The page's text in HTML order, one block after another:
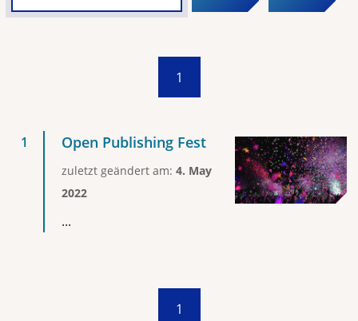
1
Open Publishing Fest
zuletzt geändert am: 4. May
2022
...
1